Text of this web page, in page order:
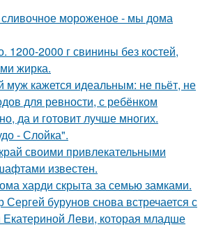
мороженое - мы дома
1200-2000 г свинины без костей,
жирка.
кажется идеальным: не пьёт, не
для ревности, с ребёнком
да и готовит лучше многих.
- Слойка".
своими привлекательными
известен.
харди скрыта за семью замками.
Сергей бурунов снова встречается с
Леви, которая младше